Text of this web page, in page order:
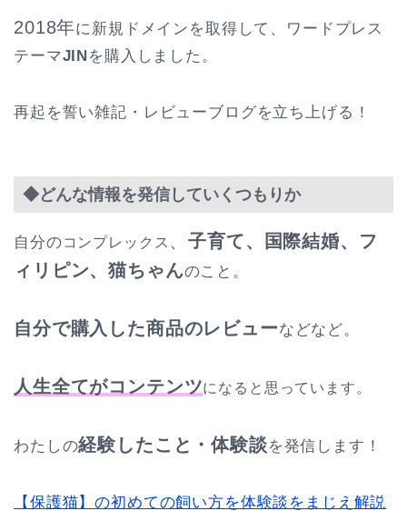
2018年に新規ドメインを取得して、ワードプレス
テーマJIN を購入しました。
再起を誓い雑記・レビューブログを立ち上げる！
◆どんな情報を発信していくつもりか
自分のコンプレックス 、子育て、国際結婚、フ
ィリピン、猫ちゃんのこと。
自分で購入した商品のレビューなどなど。
人生全てがコンテンツになると思っています。
わたしの経験したこと・体験談を発信します！
【保護猫】の初めての飼い方を体験談をまじえ解説